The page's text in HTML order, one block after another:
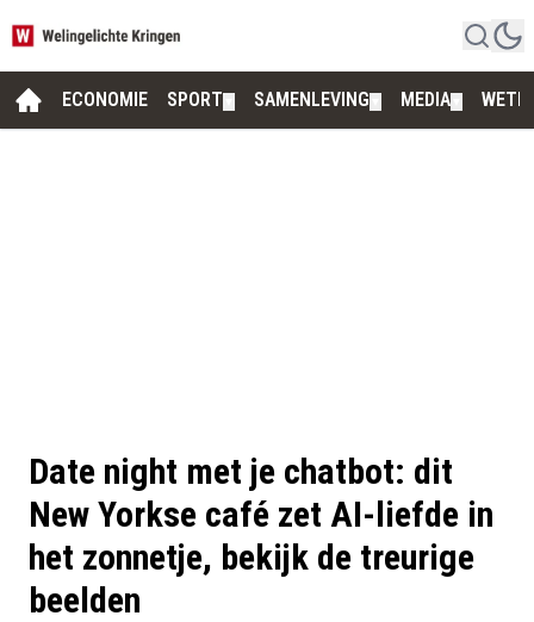
ECONOMIE SPORT SAMENLEVING MEDIA
Date night met je chatbot: dit
New Yorkse café zet AI-liefde in
het zonnetje, bekijk de treurige
beelden